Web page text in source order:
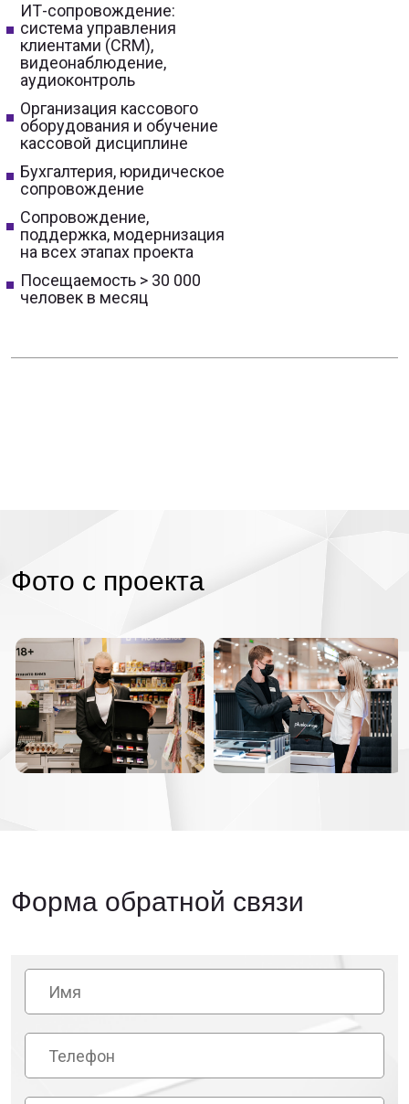
ИТ-сопровождение:
система управления
клиентами (CRM),
видеонаблюдение,
аудиоконтроль
Организация кассового
оборудования и обучение
кассовой дисциплине
Бухгалтерия, юридическое
сопровождение
Сопровождение,
поддержка, модернизация
на всех этапах проекта
Посещаемость > 30 000
человек в месяц
Фото с проекта
Форма обратной связи